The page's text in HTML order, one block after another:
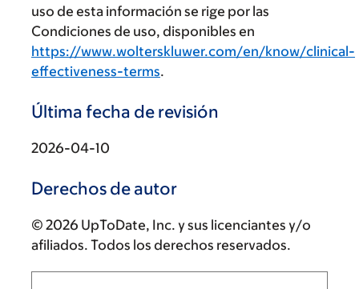
uso de esta información se rige por las
Condiciones de uso, disponibles en
https://www.wolterskluwer.com/en/know/clinical-
effectiveness-terms.
Última fecha de revisión
2026-04-10
Derechos de autor
© 2026 UpToDate, Inc. y sus licenciantes y/o
afiliados. Todos los derechos reservados.